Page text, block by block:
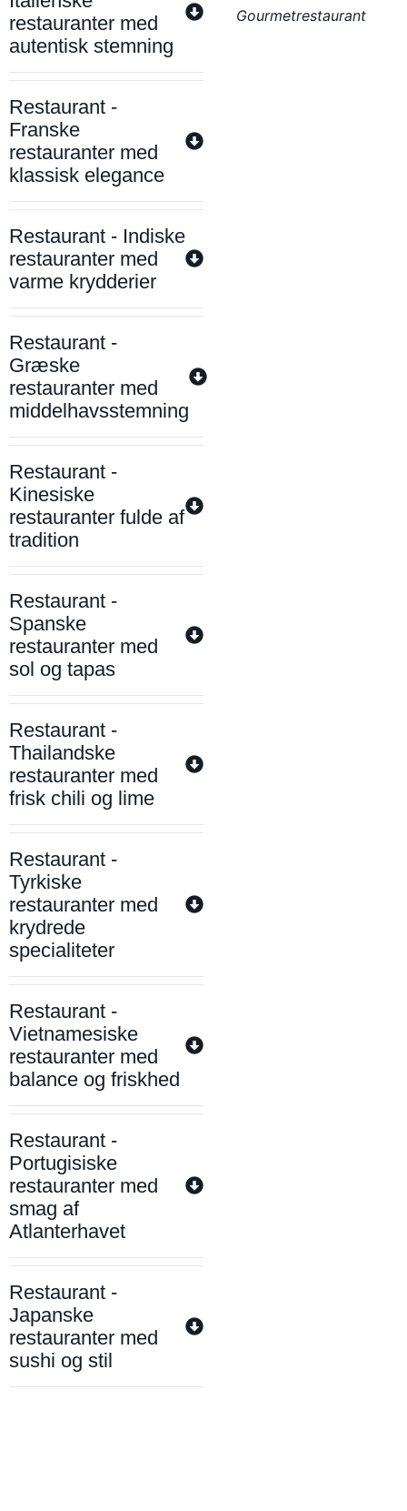
restauranter med
autentisk stemning
Restaurant -
Franske
restauranter med
klassisk elegance
Restaurant - Indiske
restauranter med
varme krydderier
Restaurant -
Græske
restauranter med
middelhavsstemning
Restaurant -
Kinesiske
restauranter fulde af
tradition
Restaurant -
Spanske
restauranter med
sol og tapas
Restaurant -
Thailandske
restauranter med
frisk chili og lime
Restaurant -
Tyrkiske
restauranter med
krydrede
specialiteter
Restaurant -
Vietnamesiske
restauranter med
balance og friskhed
Restaurant -
Portugisiske
restauranter med
smag af
Atlanterhavet
Restaurant -
Japanske
restauranter med
sushi og stil
Gourmetrestaurant